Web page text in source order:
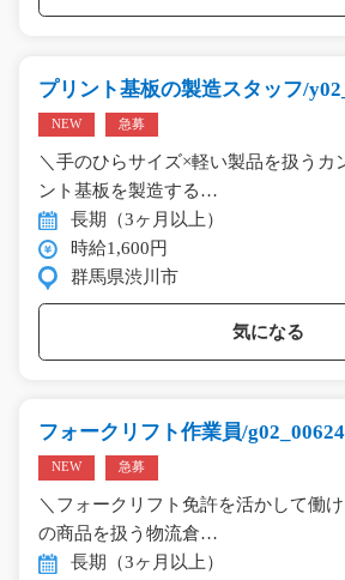
プリント基板の製造スタッフ/
NEW 急募
＼手のひらサイズ×軽い製品を扱うカ
ント基板を製造する…
長期（3ヶ月以上）
時給1,600円
群馬県渋川市
気になる
フォークリフト作業員/g02_00624
NEW 急募
＼フォークリフト免許を活かして働
の商品を扱う物流倉…
長期（3ヶ月以上）